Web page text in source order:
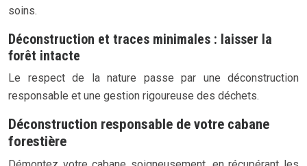
soins.
Déconstruction et traces minimales : laisser la
forêt intacte
Le respect de la nature passe par une déconstruction
responsable et une gestion rigoureuse des déchets.
Déconstruction responsable de votre cabane
forestière